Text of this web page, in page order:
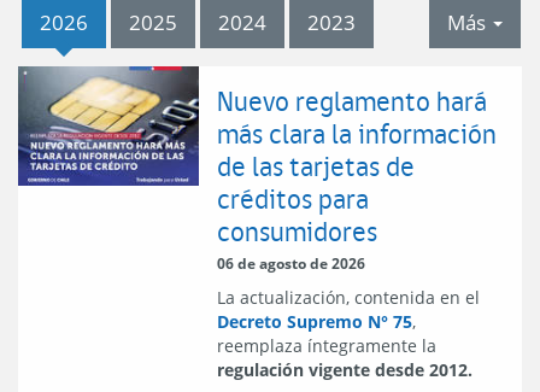
Más
2026 2025 2024 2023
2026
Nuevo reglamento hará
más clara la información
de las tarjetas de
créditos para
consumidores
06 de agosto de 2026
La actualización, contenida en el
Decreto Supremo N° 75,
reemplaza íntegramente la
regulación vigente desde 2012.